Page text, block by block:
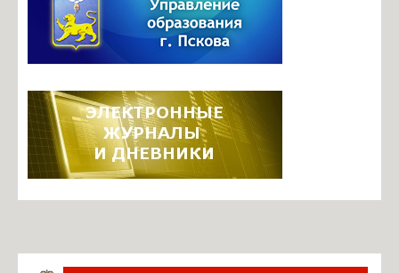
Итоговая аттестация
Инновационная деятельность
Инновационные площадки школы
Фотогалерея
Видеоархив
Задать вопрос по работе ЭЖ
Информация о ЕГИССО
Павлова О.В., завуч по УВР